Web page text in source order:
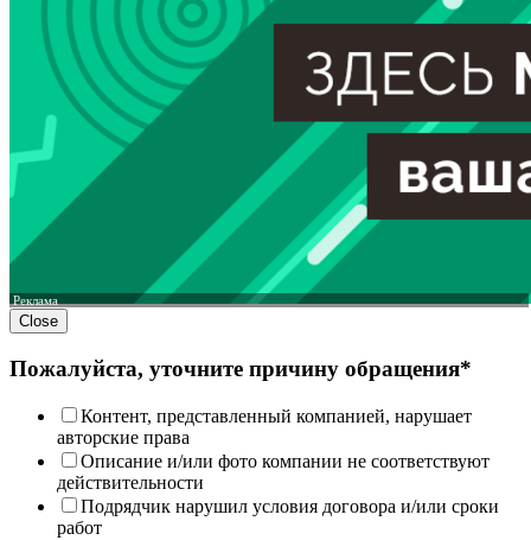
Реклама
Close
Пожалуйста, уточните причину обращения*
Контент, представленный компанией, нарушает
авторские права
Описание и/или фото компании не соответствуют
действительности
Подрядчик нарушил условия договора и/или сроки
работ